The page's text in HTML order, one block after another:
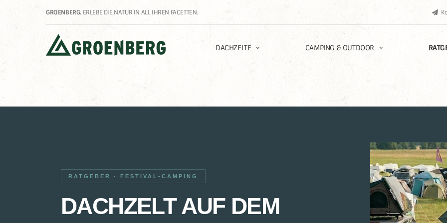
GROENBERG. ERLEBE DIE NATUR IN ALL IHREN FACETTEN.
DACHZELTE CAMPING & OUTDOOR
RATGEBER · FESTIVAL-CAMPING
DACHZELT AUF DEM